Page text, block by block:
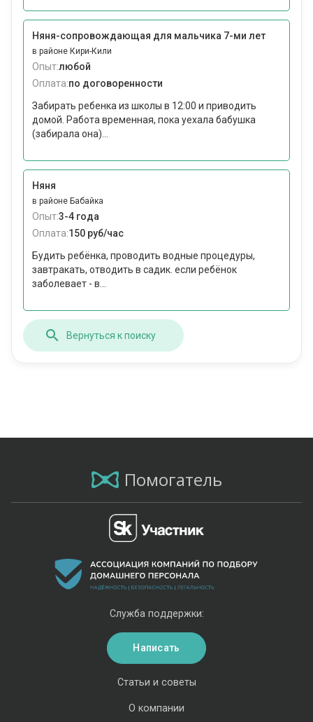
Няня-сопровождающая для мальчика 7-ми лет
в районе Кири-Кили
Опыт:любой
Оплата:по договоренности
Забирать ребенка из школы в 12:00 и приводить
домой. Работа временная, пока уехала бабушка
(забирала она)...
Няня
в районе Бабайка
Опыт:3-4 года
Оплата:150 руб/час
Будить ребёнка, проводить водные процедуры,
завтракать, отводить в садик. если ребёнок
заболевает - в...
Вернуться к поиску
Помогатель
Статьи и советы
О компании
Служба поддержки:
Написать